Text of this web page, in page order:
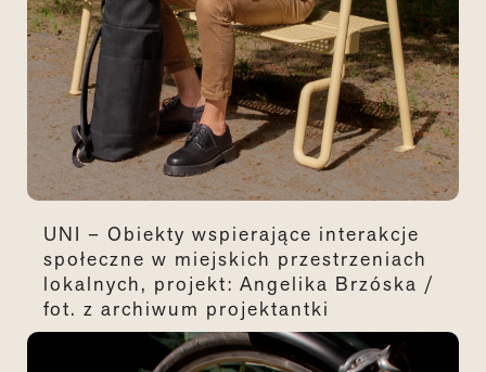
UNI – Obiekty wspierające interakcje
społeczne w miejskich przestrzeniach
lokalnych, projekt: Angelika Brzóska /
fot. z archiwum projektantki